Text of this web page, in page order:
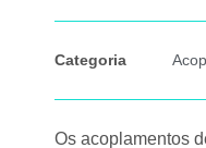
Categoria
Os acoplamentos